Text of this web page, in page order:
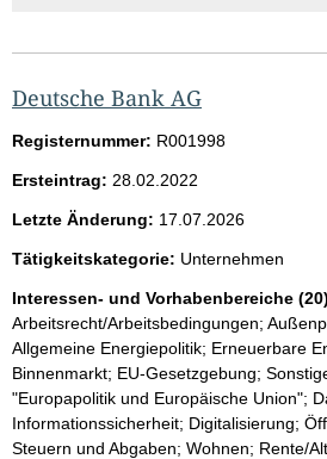
Deutsche Bank AG
Registernummer: R001998
Ersteintrag: 28.02.2022
Letzte Änderung: 17.07.2026
Tätigkeitskategorie: Unternehmen
Interessen- und Vorhabenbereiche
Arbeitsrecht/Arbeitsbedingungen;
Allgemeine Energiepolitik; Erneuerbare
Binnenmarkt; EU-Gesetzgebung;
"Europapolitik und Europäische Union";
Informationssicherheit; Digitalisierung;
Steuern und Abgaben; Wohnen; Rente/